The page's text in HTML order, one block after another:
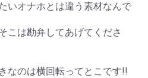
いオナホとは違う素材なんで
こは勘弁してあげてくださ
なのは横回転ってとこです!!